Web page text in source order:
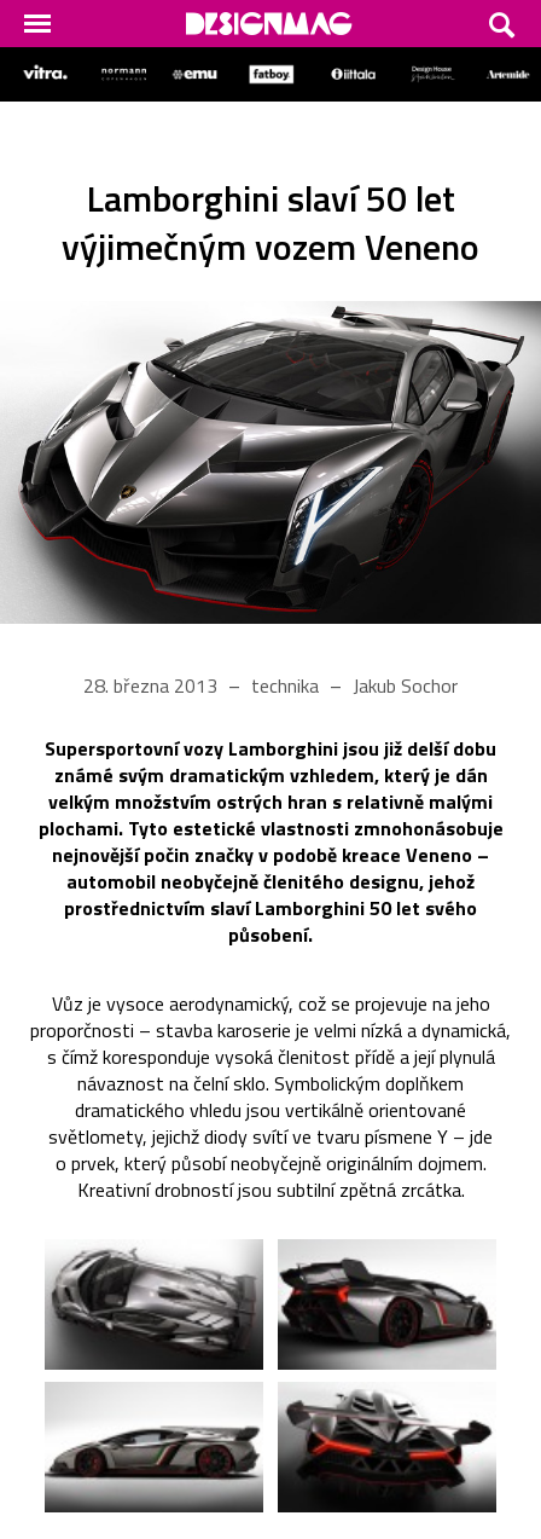
Lamborghini slaví 50 let
výjimečným vozem Veneno
28. března 2013 technika Jakub Sochor
Supersportovní vozy Lamborghini jsou již delší dobu
známé svým dramatickým vzhledem, který je dán
velkým množstvím ostrých hran s relativně malými
plochami. Tyto estetické vlastnosti zmnohonásobuje
nejnovější počin značky v podobě kreace Veneno –
automobil neobyčejně členitého designu, jehož
prostřednictvím slaví Lamborghini 50 let svého
působení.
Vůz je vysoce aerodynamický, což se projevuje na jeho
proporčnosti – stavba karoserie je velmi nízká a dynamická,
s čímž koresponduje vysoká členitost přídě a její plynulá
návaznost na čelní sklo. Symbolickým doplňkem
dramatického vhledu jsou vertikálně orientované
světlomety, jejichž diody svítí ve tvaru písmene Y – jde
o prvek, který působí neobyčejně originálním dojmem.
Kreativní drobností jsou subtilní zpětná zrcátka.